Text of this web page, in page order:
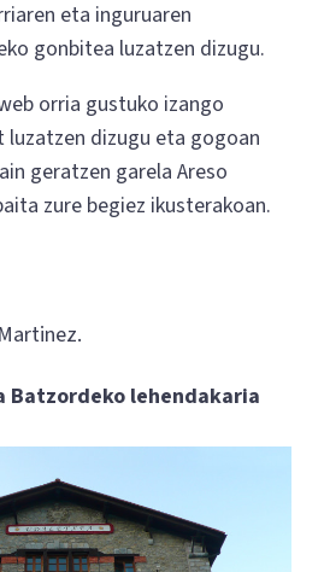
eta inguruaren
gonbitea luzatzen dizugu.
orria gustuko izango
luzatzen dizugu eta gogoan
geratzen garela Areso
zure begiez ikusterakoan.
Batzordeko lehendakaria